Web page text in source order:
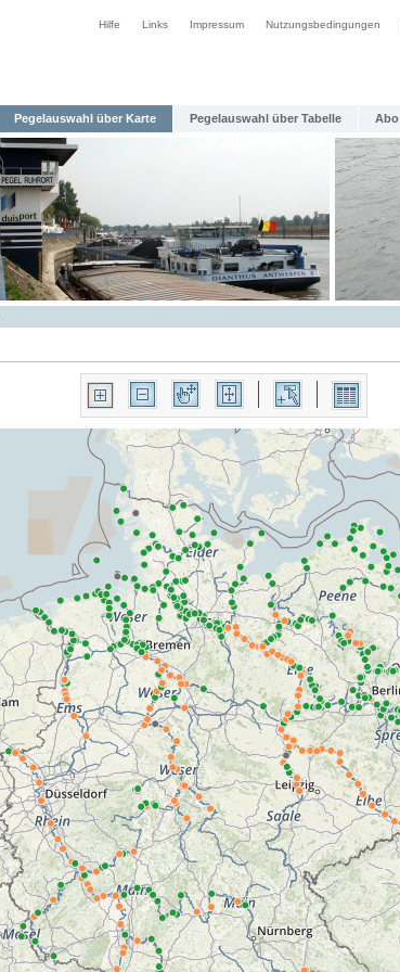
Hilfe Links Impressum Nutzungsbedingungen
Pegelauswahl über Karte Pegelauswahl über Tabelle Abo